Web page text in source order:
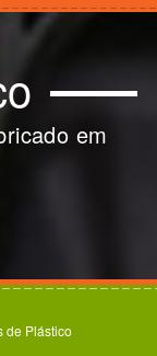
em
de Plástico